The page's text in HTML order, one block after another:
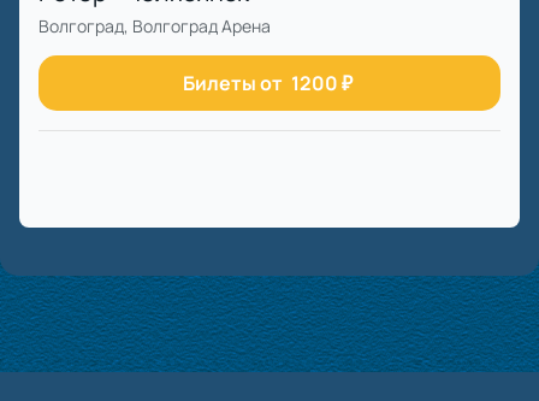
Волгоград, Волгоград Арена
Билеты от 1200₽